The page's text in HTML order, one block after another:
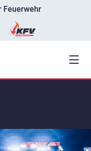
Feuerwehr